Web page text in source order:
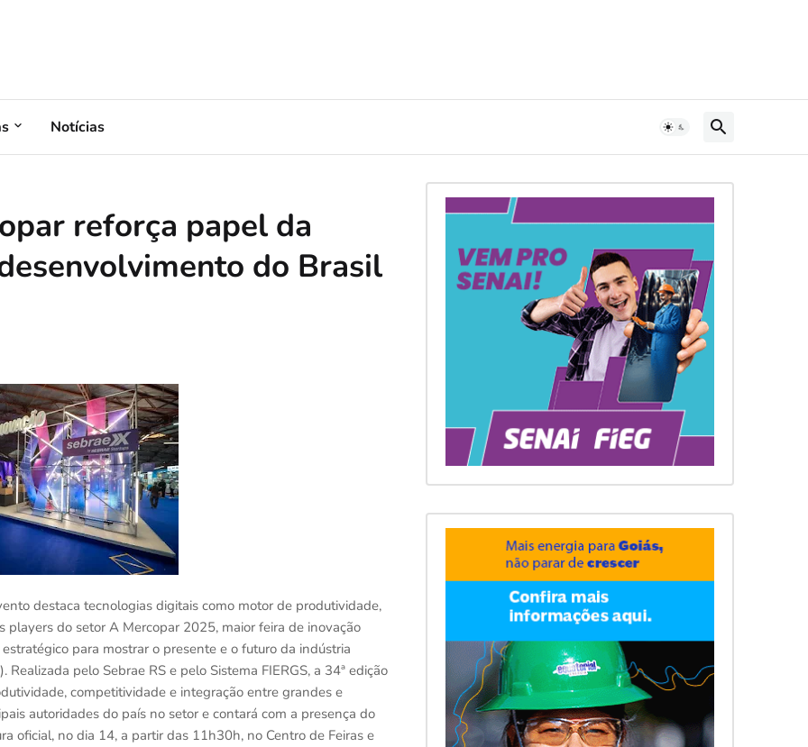
Notícias
reforça papel da
do Brasil
destaca tecnologias digitais como motor de produtividade,
do setor A Mercopar 2025, maior feira de inovação
para mostrar o presente e o futuro da indústria
pelo Sebrae RS e pelo Sistema FIERGS, a 34ª edição
competitividade e integração entre grandes e
autoridades do país no setor e contará com a presença do
oficial, no dia 14, a partir das 11h30h, no Centro de Feiras e